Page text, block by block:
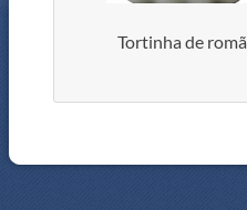
Tortinha de romã